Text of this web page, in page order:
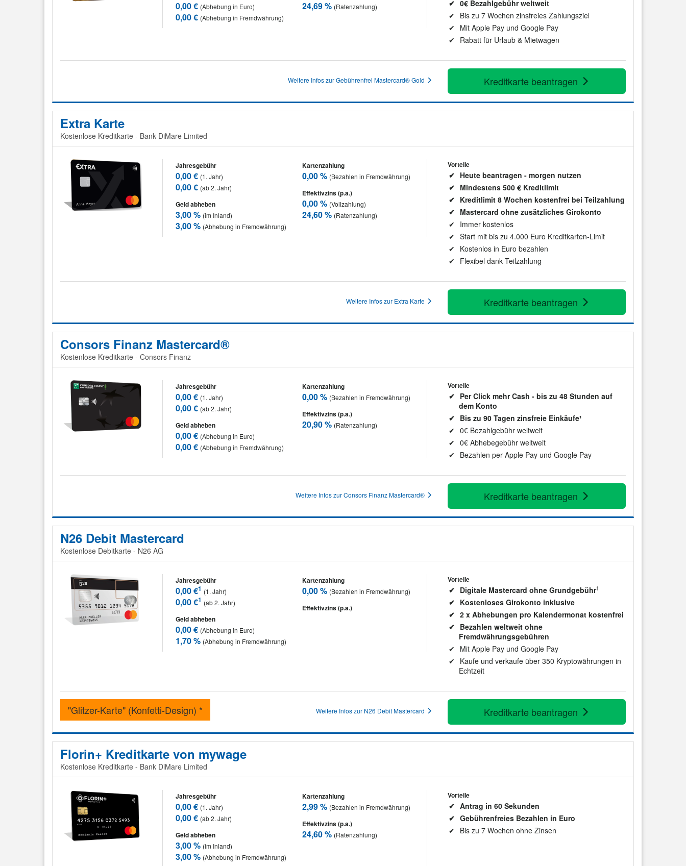
0,00 € (Abhebung in Euro)
0,00 € (Abhebung in Fremdwährung)
24,69 % (Ratenzahlung)
0€ Bezahlgebühr weltweit
Bis zu 7 Wochen zinsfreies Zahlungsziel
Mit Apple Pay und Google Pay
Rabatt für Urlaub & Mietwagen
Kreditkarte beantragen
Weitere Infos zur Gebührenfrei Mastercard® Gold
Extra Karte
Kostenlose Kreditkarte - Bank DiMare Limited
Jahresgebühr
0,00 € (1. Jahr)
0,00 € (ab 2. Jahr)
Geld abheben
3,00 % (im Inland)
3,00 % (Abhebung in Fremdwährung)
Kartenzahlung
0,00 % (Bezahlen in Fremdwährung)
Effektivzins (p.a.)
0,00 % (Vollzahlung)
24,60 % (Ratenzahlung)
Vorteile
Heute beantragen - morgen nutzen
Mindestens 500 € Kreditlimit
Kreditlimit 8 Wochen kostenfrei bei Teilzahlung
Mastercard ohne zusätzliches Girokonto
Immer kostenlos
Start mit bis zu 4.000 Euro Kreditkarten-Limit
Kostenlos in Euro bezahlen
Flexibel dank Teilzahlung
Kreditkarte beantragen
Weitere Infos zur Extra Karte
Consors Finanz Mastercard®
Kostenlose Kreditkarte - Consors Finanz
Jahresgebühr
0,00 € (1. Jahr)
0,00 € (ab 2. Jahr)
Geld abheben
0,00 € (Abhebung in Euro)
0,00 € (Abhebung in Fremdwährung)
Kartenzahlung
0,00 % (Bezahlen in Fremdwährung)
Effektivzins (p.a.)
20,90 % (Ratenzahlung)
Vorteile
Per Click mehr Cash - bis zu 48 Stunden auf
dem Konto
Bis zu 90 Tagen zinsfreie Einkäufe¹
0€ Bezahlgebühr weltweit
0€ Abhebegebühr weltweit
Bezahlen per Apple Pay und Google Pay
Kreditkarte beantragen
Weitere Infos zur Consors Finanz Mastercard®
N26 Debit Mastercard
Kostenlose Debitkarte - N26 AG
Jahresgebühr
0,00 €1 (1. Jahr)
0,00 €1 (ab 2. Jahr)
Geld abheben
0,00 € (Abhebung in Euro)
1,70 % (Abhebung in Fremdwährung)
Kartenzahlung
0,00 % (Bezahlen in Fremdwährung)
Effektivzins (p.a.)
Vorteile
Digitale Mastercard ohne Grundgebühr1
Kostenloses Girokonto inklusive
2 x Abhebungen pro Kalendermonat kostenfrei
Bezahlen weltweit ohne
Fremdwährungsgebühren
Mit Apple Pay und Google Pay
Kaufe und verkaufe über 350 Kryptowährungen in
Echtzeit
"Glitzer-Karte" (Konfetti-Design) * Kreditkarte beantragen
Weitere Infos zur N26 Debit Mastercard
Florin+ Kreditkarte von mywage
Kostenlose Kreditkarte - Bank DiMare Limited
Jahresgebühr
0,00 € (1. Jahr)
0,00 € (ab 2. Jahr)
Geld abheben
3,00 % (im Inland)
3,00 % (Abhebung in Fremdwährung)
Kartenzahlung
2,99 % (Bezahlen in Fremdwährung)
Effektivzins (p.a.)
24,60 % (Ratenzahlung)
Vorteile
Antrag in 60 Sekunden
Gebührenfreies Bezahlen in Euro
Bis zu 7 Wochen ohne Zinsen